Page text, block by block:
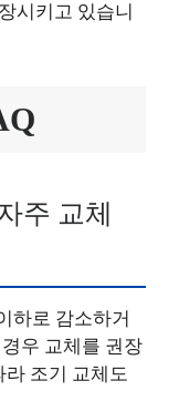
시키고 있습니
주 교체
하로 감소하거
우 교체를 권장
조기 교체도